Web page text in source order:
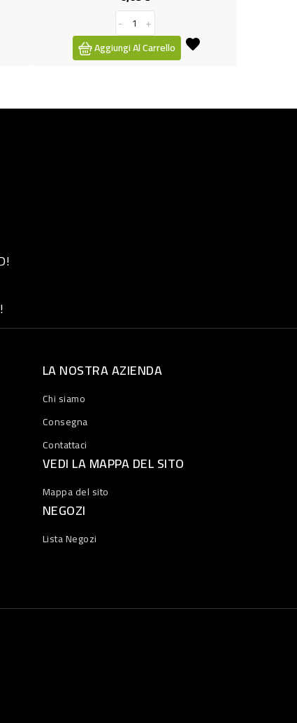
Aggiungi Al Carrello
LA NOSTRA AZIENDA
Chi siamo
Consegna
Contattaci
VEDI LA MAPPA DEL SITO
Mappa del sito
NEGOZI
Lista Negozi